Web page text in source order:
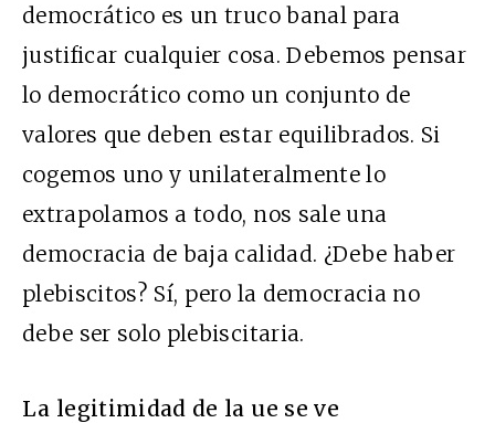
democrático es un truco banal para
justificar cualquier cosa. Debemos pensar
lo democrático como un conjunto de
valores que deben estar equilibrados. Si
cogemos uno y unilateralmente lo
extrapolamos a todo, nos sale una
democracia de baja calidad. ¿Debe haber
plebiscitos? Sí, pero la democracia no
debe ser solo plebiscitaria.
La legitimidad de la ue se ve